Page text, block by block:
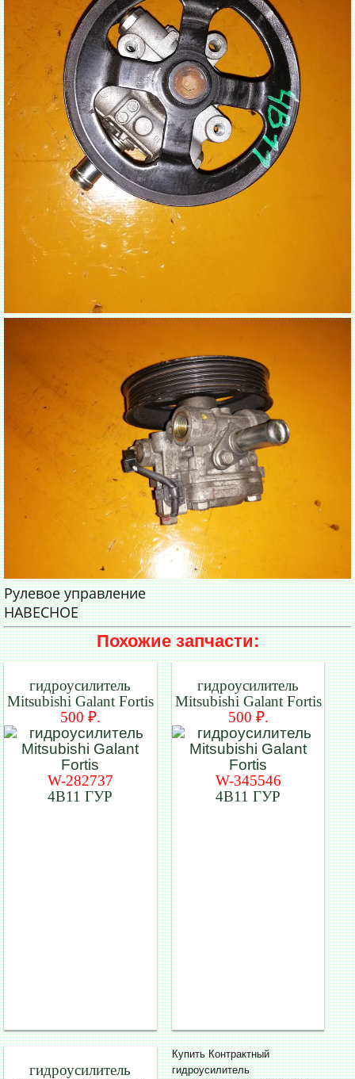
Рулевое управление
НАВЕСНОЕ
Похожие запчасти:
гидроусилитель
Mitsubishi Galant Fortis
500 ₽.
W-282737
4B11 ГУР
гидроусилитель
Mitsubishi Galant Fortis
500 ₽.
W-345546
4B11 ГУР
гидроусилитель
Купить Контрактный
гидроусилитель